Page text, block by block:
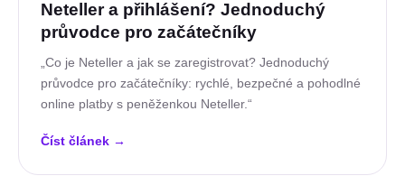
Neteller a přihlášení? Jednoduchý
průvodce pro začátečníky
„Co je Neteller a jak se zaregistrovat? Jednoduchý
průvodce pro začátečníky: rychlé, bezpečné a pohodlné
online platby s peněženkou Neteller.“
Číst článek →